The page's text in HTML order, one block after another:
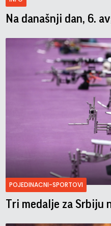
Na današnji dan, 6.
POJEDINACNI-SPORTOVI
Tri medalje za Srbiju